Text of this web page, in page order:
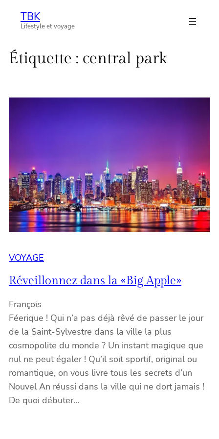
AllerTBK
Lifestyle et voyage
Étiquette : central park
VOYAGE
Réveillonnez dans la «Big Apple»
François
Féerique ! Qui n’a pas déjà rêvé de passer le jour
de la Saint-Sylvestre dans la ville la plus
cosmopolite du monde ? Un instant magique que
nul ne peut égaler ! Qu’il soit sportif, original ou
romantique, on vous livre tous les secrets d’un
Nouvel An réussi dans la ville qui ne dort jamais !
De quoi débuter…